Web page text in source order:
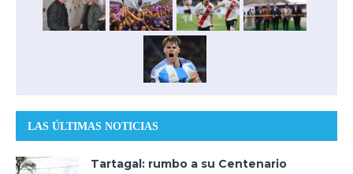
LAS ÚLTIMAS NOTICIAS
Tartagal: rumbo a su Centenario